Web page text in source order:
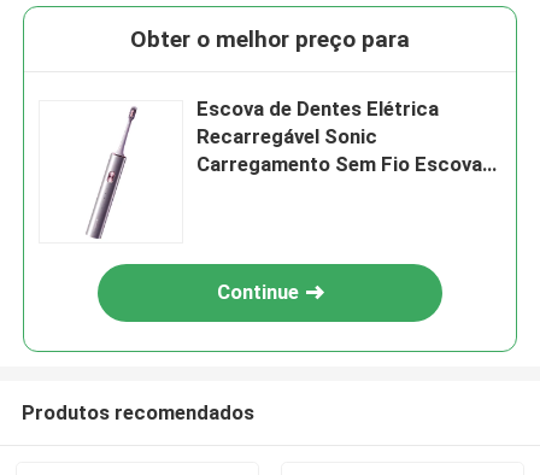
Obter o melhor preço para
Escova de Dentes Elétrica
Recarregável Sonic
Carregamento Sem Fio Escova
Continue
Produtos recomendados